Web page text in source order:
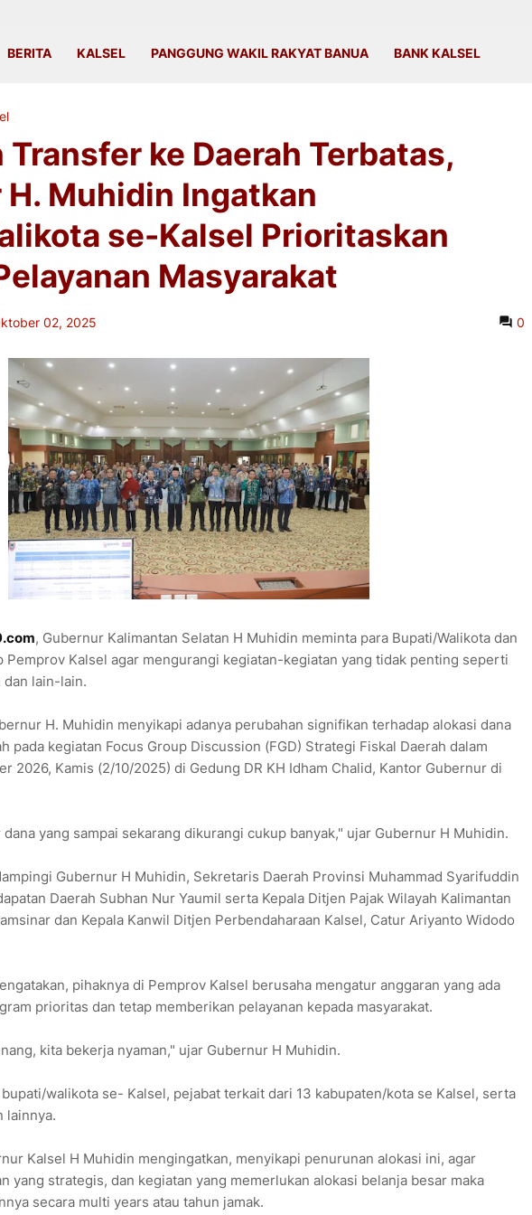
BERITA KALSEL PANGGUNG WAKIL RAKYAT BANUA BANK KALSEL
ke Daerah Terbatas,
Muhidin Ingatkan
se-Kalsel Prioritaskan
Masyarakat
02, 2025 0
, Gubernur Kalimantan Selatan H Muhidin meminta para Bupati/Walikota dan
Pemprov Kalsel agar mengurangi kegiatan-kegiatan yang tidak penting seperti
dan lain-lain.
H. Muhidin menyikapi adanya perubahan signifikan terhadap alokasi dana
pada kegiatan Focus Group Discussion (FGD) Strategi Fiskal Daerah dalam
2026, Kamis (2/10/2025) di Gedung DR KH Idham Chalid, Kantor Gubernur di
yang sampai sekarang dikurangi cukup banyak," ujar Gubernur H Muhidin.
Gubernur H Muhidin, Sekretaris Daerah Provinsi Muhammad Syarifuddin
Daerah Subhan Nur Yaumil serta Kepala Ditjen Pajak Wilayah Kalimantan
dan Kepala Kanwil Ditjen Perbendaharaan Kalsel, Catur Ariyanto Widodo
pihaknya di Pemprov Kalsel berusaha mengatur anggaran yang ada
prioritas dan tetap memberikan pelayanan kepada masyarakat.
kita bekerja nyaman," ujar Gubernur H Muhidin.
walikota se- Kalsel, pejabat terkait dari 13 kabupaten/kota se Kalsel, serta
lainnya.
Kalsel H Muhidin mengingatkan, menyikapi penurunan alokasi ini, agar
yang strategis, dan kegiatan yang memerlukan alokasi belanja besar maka
secara multi years atau tahun jamak.